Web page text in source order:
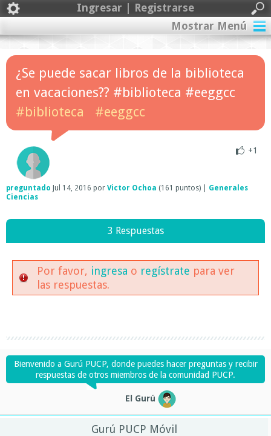
Ingresar | Registrarse
Mostrar Menú
¿Se puede sacar libros de la biblioteca
en vacaciones?? #biblioteca #eeggcc
#biblioteca
#eeggcc
+1
preguntado Jul 14, 2016 por Victor Ochoa (161 puntos)
Generales
Ciencias
3 Respuestas
Por favor, ingresa o regístrate para ver
las respuestas.
Bienvenido a Gurú PUCP, donde puedes hacer preguntas y recibir
respuestas de otros miembros de la comunidad PUCP.
El Gurú
Gurú PUCP Móvil